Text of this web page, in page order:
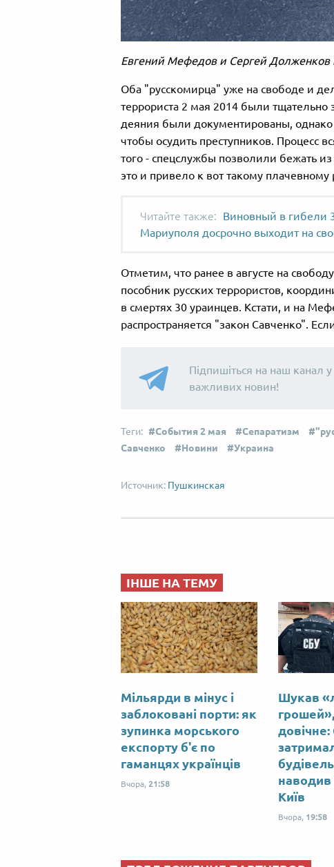
Евгений Мефедов и Сергей Долженков
Оба "русскомирца" уже на свободе и
террориста 2 мая 2014 были
деяния были документированы, однако
чтобы осудить преступников. Процесс
того - спецслужбы позволили бежать
это и привело к вот такому плачевному
Виновный в гибели
Мариуполя досрочно выходит на
Отметим, что ранее в августе на
пособник русских террористов,
в смертях 30 ураинцев. Кстати, и на
распространяется "закон Савченко".
Підпишіться на наш канал
важливих новин!
События 2 мая Сепаратизм
Савченко
Новини Украина
Пушкинская
ІНШЕ НА ТЕМУ
Мільярди в мінус і
заблоковані порти: як
зупинка морського
експорту б'є по
гаманцях українців
Вчора, 21:58
Шукав
наводив
Київ
Вчора, 19:58